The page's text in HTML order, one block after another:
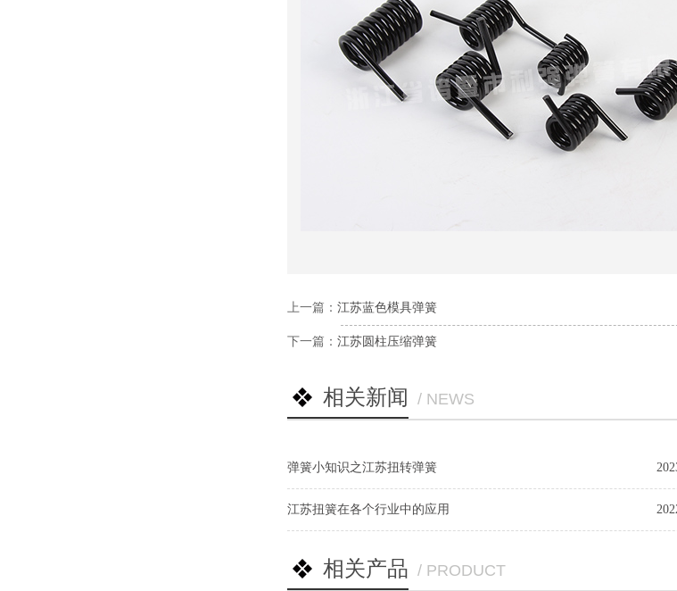
上一篇： 江苏蓝色模具弹簧
下一篇： 江苏圆柱压缩弹簧
相关新闻 / NEWS
弹簧小知识之江苏扭转弹簧
江苏扭簧在各个行业中的应用
相关产品 / PRODUCT